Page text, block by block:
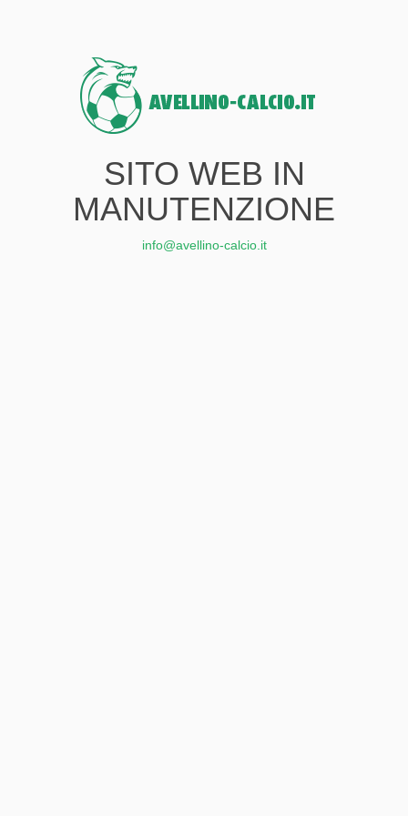
SITO WEB IN
MANUTENZIONE
info@avellino-calcio.it